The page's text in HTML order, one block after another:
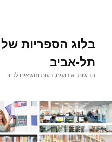
בלוג הספריות
תל-אביב
חדשות, אירועים, דעות ונושאים לדיון